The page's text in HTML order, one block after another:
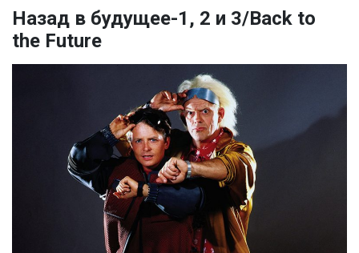
Назад в будущее-1, 2 и 3/Back to
the Future